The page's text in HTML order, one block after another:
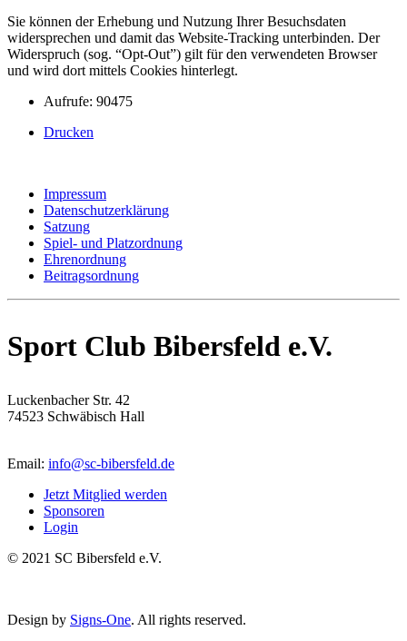
Sie können der Erhebung und Nutzung Ihrer Besuchsdaten
widersprechen und damit das Website-Tracking unterbinden. Der
Widerspruch (sog. “Opt-Out”) gilt für den verwendeten Browser
und wird dort mittels Cookies hinterlegt.
Aufrufe: 90475
Drucken
Impressum
Datenschutzerklärung
Satzung
Spiel- und Platzordnung
Ehrenordnung
Beitragsordnung
Sport Club Bibersfeld e.V.
Luckenbacher Str. 42
74523 Schwäbisch Hall
Email: info@sc-bibersfeld.de
Jetzt Mitglied werden
Sponsoren
Login
© 2021 SC Bibersfeld e.V.
Design by Signs-One. All rights reserved.